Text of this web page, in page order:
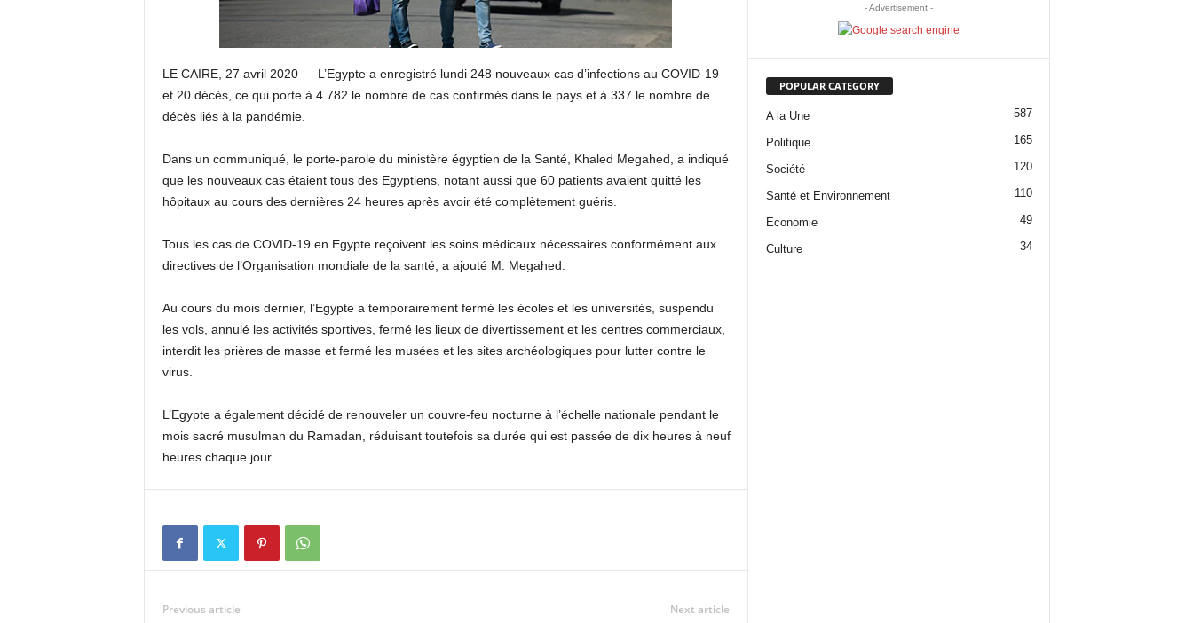
LE CAIRE, 27 avril 2020 — L’Egypte a enregistré lundi 248 nouveaux cas d’infections au COVID-19
et 20 décès, ce qui porte à 4.782 le nombre de cas confirmés dans le pays et à 337 le nombre de
décès liés à la pandémie.
Dans un communiqué, le porte-parole du ministère égyptien de la Santé, Khaled Megahed, a indiqué
que les nouveaux cas étaient tous des Egyptiens, notant aussi que 60 patients avaient quitté les
hôpitaux au cours des dernières 24 heures après avoir été complètement guéris.
Tous les cas de COVID-19 en Egypte reçoivent les soins médicaux nécessaires conformément aux
directives de l’Organisation mondiale de la santé, a ajouté M. Megahed.
Au cours du mois dernier, l’Egypte a temporairement fermé les écoles et les universités, suspendu
les vols, annulé les activités sportives, fermé les lieux de divertissement et les centres commerciaux,
interdit les prières de masse et fermé les musées et les sites archéologiques pour lutter contre le
virus.
L’Egypte a également décidé de renouveler un couvre-feu nocturne à l’échelle nationale pendant le
mois sacré musulman du Ramadan, réduisant toutefois sa durée qui est passée de dix heures à neuf
heures chaque jour.
Previous article Next article
- Advertisement -
POPULAR CATEGORY
A la Une 587
Politique 165
Société 120
Santé et Environnement 110
Economie 49
Culture 34